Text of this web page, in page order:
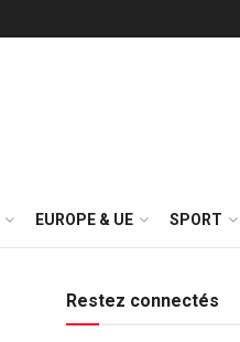
EUROPE & UE SPORT
Restez connectés